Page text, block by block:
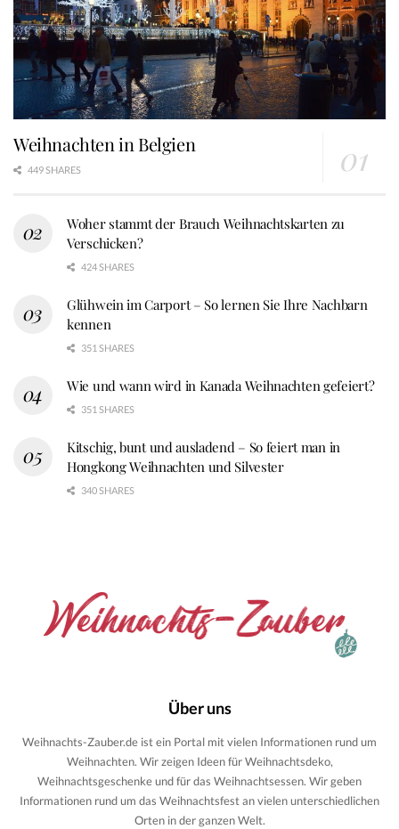
Weihnachten in Belgien
449 SHARES
Woher stammt der Brauch Weihnachtskarten zu
Verschicken?
424 SHARES
Glühwein im Carport – So lernen Sie Ihre Nachbarn
kennen
351 SHARES
Wie und wann wird in Kanada Weihnachten gefeiert?
351 SHARES
Kitschig, bunt und ausladend – So feiert man in
Hongkong Weihnachten und Silvester
340 SHARES
Über uns
Weihnachts-Zauber.de ist ein Portal mit vielen Informationen rund um
Weihnachten. Wir zeigen Ideen für Weihnachtsdeko,
Weihnachtsgeschenke und für das Weihnachtsessen. Wir geben
Informationen rund um das Weihnachtsfest an vielen unterschiedlichen
Orten in der ganzen Welt.